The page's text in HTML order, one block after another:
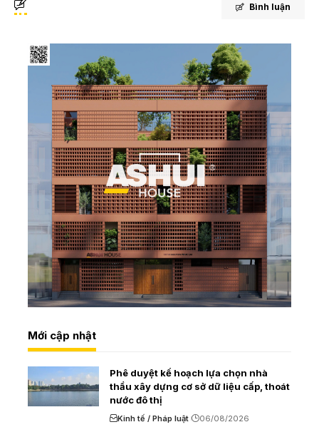
Bình luận
Mới cập nhật
Phê duyệt kế hoạch lựa chọn nhà
thầu xây dựng cơ sở dữ liệu cấp, thoát
nước đô thị
Kinh tế / Pháp luật 06/08/2026